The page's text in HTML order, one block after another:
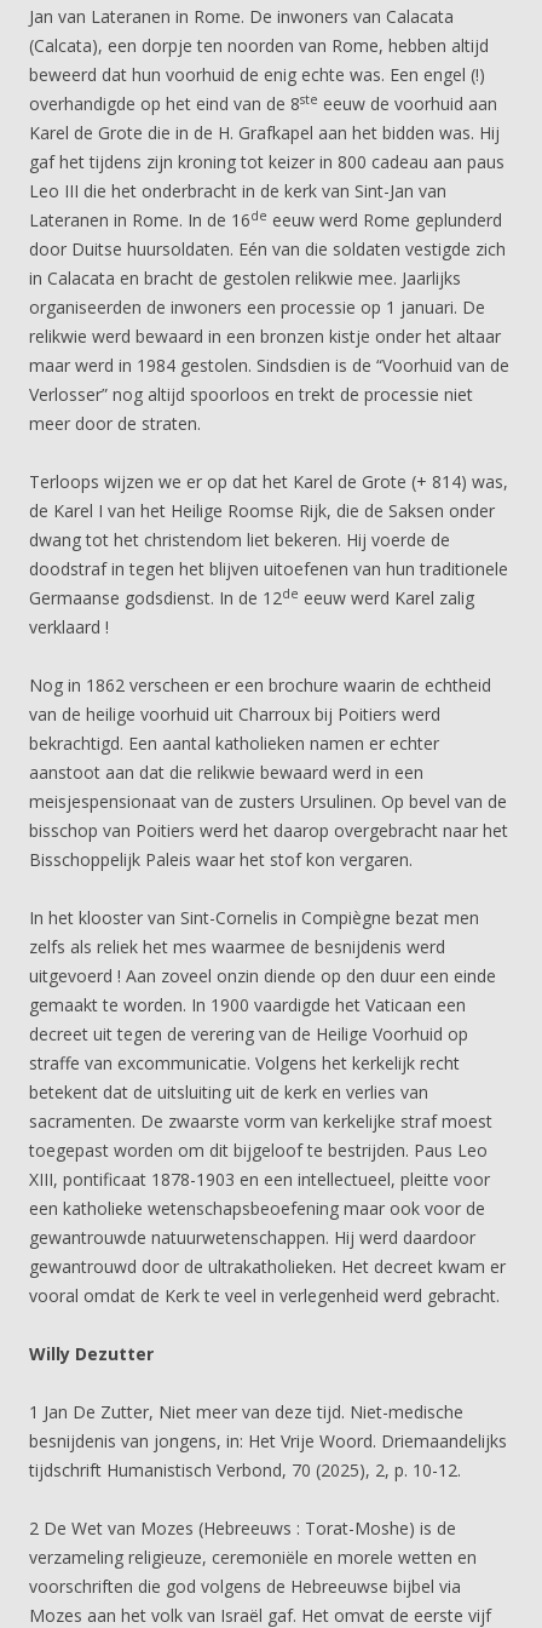
Jan van Lateranen in Rome. De inwoners van Calacata
(Calcata), een dorpje ten noorden van Rome, hebben altijd
beweerd dat hun voorhuid de enig echte was. Een engel (!)
overhandigde op het eind van de 8ste eeuw de voorhuid aan
Karel de Grote die in de H. Grafkapel aan het bidden was. Hij
gaf het tijdens zijn kroning tot keizer in 800 cadeau aan paus
Leo III die het onderbracht in de kerk van Sint-Jan van
Lateranen in Rome. In de 16de eeuw werd Rome geplunderd
door Duitse huursoldaten. Eén van die soldaten vestigde zich
in Calacata en bracht de gestolen relikwie mee. Jaarlijks
organiseerden de inwoners een processie op 1 januari. De
relikwie werd bewaard in een bronzen kistje onder het altaar
maar werd in 1984 gestolen. Sindsdien is de “Voorhuid van de
Verlosser” nog altijd spoorloos en trekt de processie niet
meer door de straten.
Terloops wijzen we er op dat het Karel de Grote (+ 814) was,
de Karel I van het Heilige Roomse Rijk, die de Saksen onder
dwang tot het christendom liet bekeren. Hij voerde de
doodstraf in tegen het blijven uitoefenen van hun traditionele
Germaanse godsdienst. In de 12de eeuw werd Karel zalig
verklaard !
Nog in 1862 verscheen er een brochure waarin de echtheid
van de heilige voorhuid uit Charroux bij Poitiers werd
bekrachtigd. Een aantal katholieken namen er echter
aanstoot aan dat die relikwie bewaard werd in een
meisjespensionaat van de zusters Ursulinen. Op bevel van de
bisschop van Poitiers werd het daarop overgebracht naar het
Bisschoppelijk Paleis waar het stof kon vergaren.
In het klooster van Sint-Cornelis in Compiègne bezat men
zelfs als reliek het mes waarmee de besnijdenis werd
uitgevoerd ! Aan zoveel onzin diende op den duur een einde
gemaakt te worden. In 1900 vaardigde het Vaticaan een
decreet uit tegen de verering van de Heilige Voorhuid op
straffe van excommunicatie. Volgens het kerkelijk recht
betekent dat de uitsluiting uit de kerk en verlies van
sacramenten. De zwaarste vorm van kerkelijke straf moest
toegepast worden om dit bijgeloof te bestrijden. Paus Leo
XIII, pontificaat 1878-1903 en een intellectueel, pleitte voor
een katholieke wetenschapsbeoefening maar ook voor de
gewantrouwde natuurwetenschappen. Hij werd daardoor
gewantrouwd door de ultrakatholieken. Het decreet kwam er
vooral omdat de Kerk te veel in verlegenheid werd gebracht.
Willy Dezutter
1 Jan De Zutter, Niet meer van deze tijd. Niet-medische
besnijdenis van jongens, in: Het Vrije Woord. Driemaandelijks
tijdschrift Humanistisch Verbond, 70 (2025), 2, p. 10-12.
2 De Wet van Mozes (Hebreeuws : Torat-Moshe) is de
verzameling religieuze, ceremoniële en morele wetten en
voorschriften die god volgens de Hebreeuwse bijbel via
Mozes aan het volk van Israël gaf. Het omvat de eerste vijf